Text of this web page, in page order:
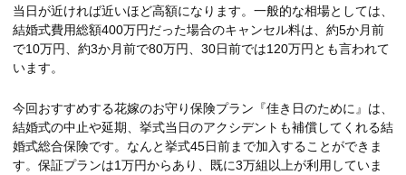
当日が近ければ近いほど高額になります。一般的な相場としては、
結婚式費用総額400万円だった場合のキャンセル料は、約5か月前
で10万円、約3か月前で80万円、30日前では120万円とも言われて
います。
今回おすすめする花嫁のお守り保険プラン『佳き日のために』は、
結婚式の中止や延期、挙式当日のアクシデントも補償してくれる結
婚式総合保険です。なんと挙式45日前まで加入することができま
す。保証プランは1万円からあり、既に3万組以上が利用していま